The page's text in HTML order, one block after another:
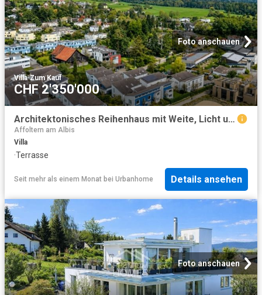
Foto anschauen
Villa·Zum Kauf
CHF 2'350'000
Architektonisches Reihenhaus mit Weite, Licht und Privatsphäre in Gockhausen
Affoltern am Albis
Villa
·Terrasse
Seit mehr als einem Monat bei Urbanhome Details ansehen
Foto anschauen